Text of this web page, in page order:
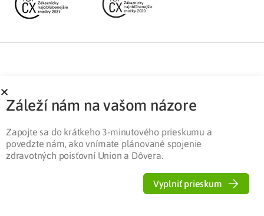
Partnerská zóna
Záleží nám na vašom názore
Zapojte sa do krátkeho 3-minutového prieskumu a
povedzte nám, ako vnímate plánované spojenie
zdravotných poisťovní Union a Dôvera.
Vyplniť prieskum